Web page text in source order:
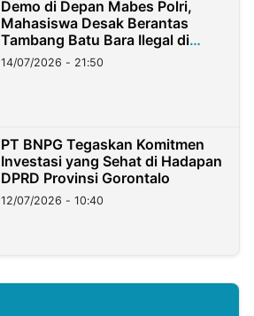
Demo di Depan Mabes Polri,
Mahasiswa Desak Berantas
Tambang Batu Bara Ilegal di
Lampung
14/07/2026 - 21:50
PT BNPG Tegaskan Komitmen
Investasi yang Sehat di Hadapan
DPRD Provinsi Gorontalo
12/07/2026 - 10:40